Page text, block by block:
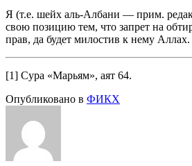
Я (т.е. шейх аль-Албани — прим.
свою позицию тем, что запрет на
прав, да будет милостив к нему Аллах.
[1] Сура «Марьям», аят 64.
Опубликовано в ФИКХ